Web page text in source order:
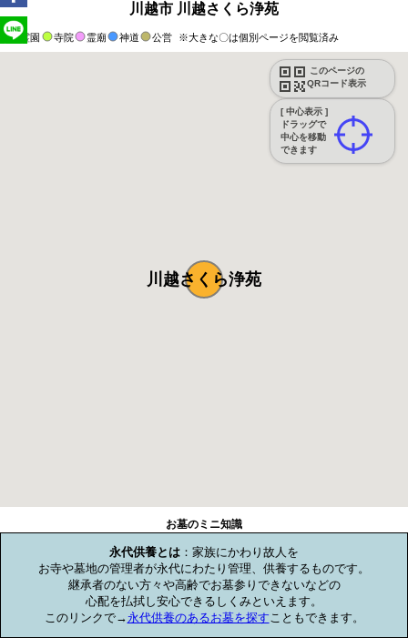
川越市 川越さくら浄苑
霊園 寺院 霊廟 神道 公営 ※大きな〇は個別ページを閲覧済み
このページの
QRコード表示
[ 中心表示 ]
ドラッグで
中心を移動
できます
川越さくら浄苑
お墓のミニ知識
永代供養とは ：家族にかわり故人を
お寺や墓地の管理者が永代にわたり管理、供養するものです。
継承者のない方々や高齢でお墓参りできないなどの
心配を払拭し安心できるしくみといえます。
このリンクで→永代供養のあるお墓を探す こともできます。